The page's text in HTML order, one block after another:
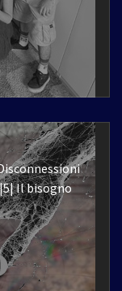
Il bisogno